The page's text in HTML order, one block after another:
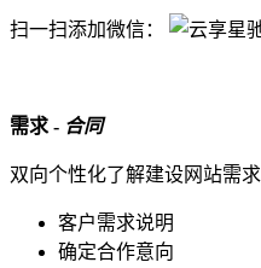
扫一扫添加微信：
需求 - 合同
双向个性化了解建设网站需求
客户需求说明
确定合作意向